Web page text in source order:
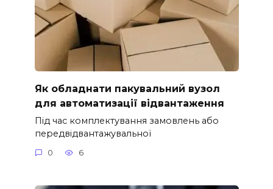
Як обладнати пакувальний вузол
для автоматизації відвантаження
Під час комплектування замовлень або
передвідвантажувальної
0 6